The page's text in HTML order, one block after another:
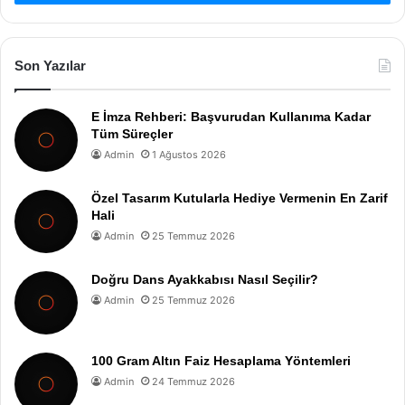
Son Yazılar
E İmza Rehberi: Başvurudan Kullanıma Kadar
Tüm Süreçler
Admin 1 Ağustos 2026
Özel Tasarım Kutularla Hediye Vermenin En Zarif
Hali
Admin 25 Temmuz 2026
Doğru Dans Ayakkabısı Nasıl Seçilir?
Admin 25 Temmuz 2026
100 Gram Altın Faiz Hesaplama Yöntemleri
Admin 24 Temmuz 2026